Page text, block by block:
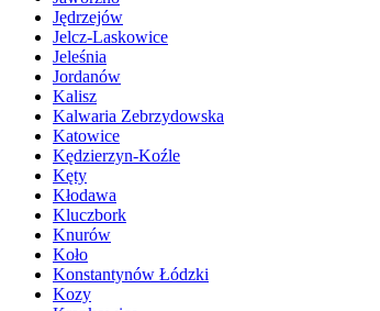
Jędrzejów
Jelcz-Laskowice
Jeleśnia
Jordanów
Kalisz
Kalwaria Zebrzydowska
Katowice
Kędzierzyn-Koźle
Kęty
Kłodawa
Kluczbork
Knurów
Koło
Konstantynów Łódzki
Kozy